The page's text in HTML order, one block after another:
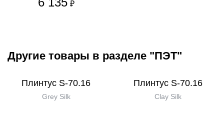
₽
Другие товары в разделе "ПЭТ"
Плинтус S-70.16
Grey Silk
Плинтус S-70.16
Clay Silk